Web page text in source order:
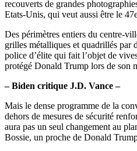
recouverts de grandes
Etats-Unis, qui veut aussi être le
Des périmètres entiers du centre-
grilles métalliques et quadrillés par
police d’élite qui fait l’objet de
protégé Donald Trump lors de son
– Biden critique J.D. Vance –
Mais le dense programme de la
dehors de mesures de sécurité
aura pas un seul changement au
Bossie, un proche de Donald